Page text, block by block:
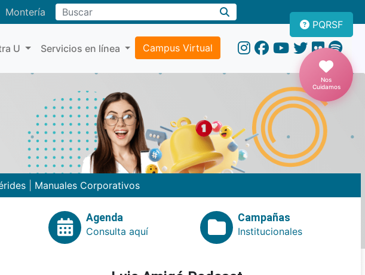
MonteríaBuscar
U Servicios en línea Campus Virtual
PQRSF
Nos
Cuidamos
Manuales Corporativos
Agenda
Consulta aquí
Campañas
Institucionales